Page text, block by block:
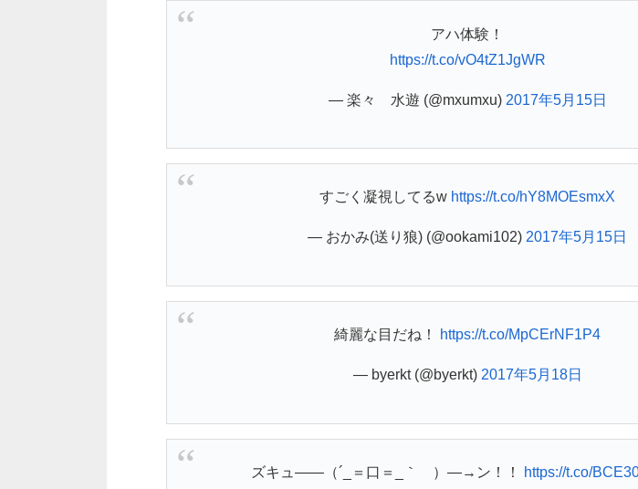
アハ体験！
https://t.co/vO4tZ1JgWR
— 楽々 水遊 (@mxumxu) 2017年5月15日
すごく凝視してるw https://t.co/hY8MOEsmxX
— おかみ(送り狼) (@ookami102) 2017年5月15日
綺麗な目だね！ https://t.co/MpCErNF1P4
— byerkt (@byerkt) 2017年5月18日
ズキュ――（´_＝口＝_｀ ）―→ン！！ https://t.co/